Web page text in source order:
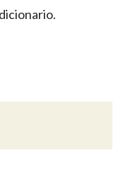
PALABRAS